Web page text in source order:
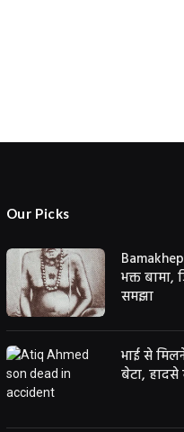
Our Picks
भक्त बामा,
समझा
भाई से
बेटा, हादसे